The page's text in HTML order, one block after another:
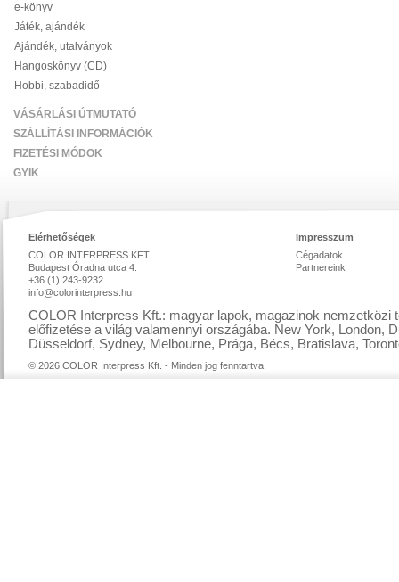
e-könyv
Játék, ajándék
Ajándék, utalványok
Hangoskönyv (CD)
Hobbi, szabadidő
VÁSÁRLÁSI ÚTMUTATÓ
SZÁLLÍTÁSI INFORMÁCIÓK
FIZETÉSI MÓDOK
GYIK
Elérhetőségek
COLOR INTERPRESS KFT.
Budapest Óradna utca 4.
+36 (1) 243-9232
info@colorinterpress.hu
Impresszum
Cégadatok
Partnereink
COLOR Interpress Kft.: magyar lapok, magazinok nemzetközi
előfizetése a világ valamennyi országába. New York, London,
Düsseldorf, Sydney, Melbourne, Prága, Bécs, Bratislava,
© 2026 COLOR Interpress Kft. - Minden jog fenntartva!